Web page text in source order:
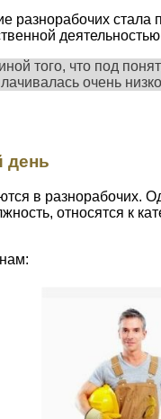
разнорабочих
того, что под
очень
день
в разнорабочих.
относятся к